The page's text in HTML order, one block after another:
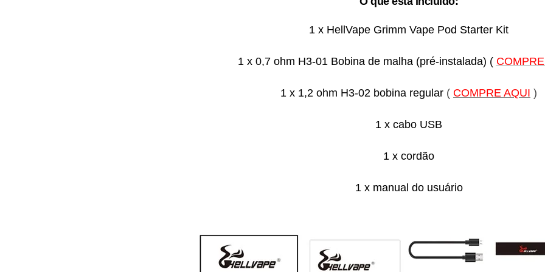
1 x HellVape Grimm Vape Pod Starter Kit
1 x 0,7 ohm H3-01 Bobina de malha (pré-instalada) (
1 x 1,2 ohm H3-02 bobina regular ( COMPRE AQUI )
1 x cabo USB
1 x cordão
1 x manual do usuário